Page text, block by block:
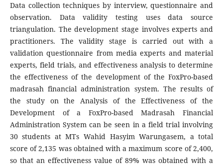
Data collection techniques by interview, questionnaire and
observation. Data validity testing uses data source
triangulation. The development stage involves experts and
practitioners. The validity stage is carried out with a
validation questionnaire from media experts and material
experts, field trials, and effectiveness analysis to determine
the effectiveness of the development of the FoxPro-based
madrasah financial administration system. The results of
the study on the Analysis of the Effectiveness of the
Development of a FoxPro-based Madrasah Financial
Administration System can be seen in a field trial involving
30 students at MTs Wahid Hasyim Warungasem, a total
score of 2,135 was obtained with a maximum score of 2,400,
so that an effectiveness value of 89% was obtained with a